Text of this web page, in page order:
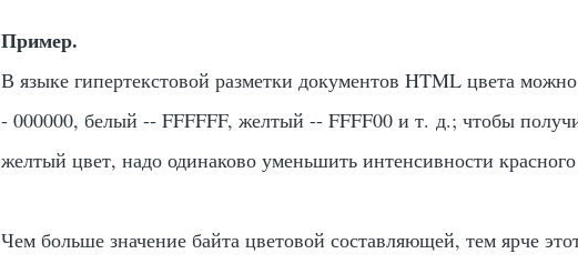
Пример.
В языке гипертекстовой разметки документов HTML цвета
- 000000, белый -- FFFFFF, желтый -- FFFF00 и т. д.; чтобы
желтый цвет, надо одинаково уменьшить интенсивности
Чем больше значение байта цветовой составляющей, тем ярче